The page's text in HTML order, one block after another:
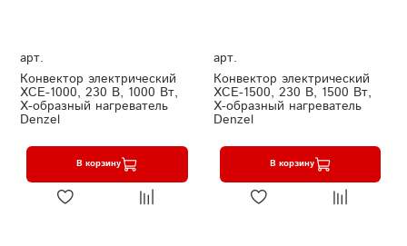
арт.
Конвектор электрический
XCE-1000, 230 В, 1000 Вт,
X-образный нагреватель
Denzel
В корзину
арт.
Конвектор электрический
XCE-1500, 230 В, 1500 Вт,
X-образный нагреватель
Denzel
В корзину